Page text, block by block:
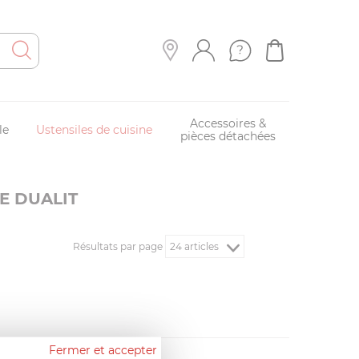
Ustensiles de cuisine
Accessoires &
pièces détachées
DUALIT
Résultats par page
Fermer et accepter